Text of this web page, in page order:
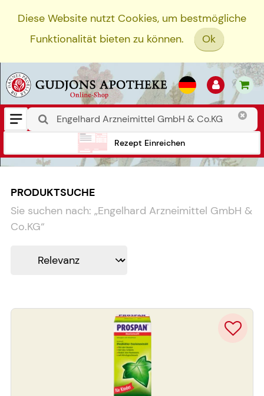
Diese Website nutzt Cookies, um bestmögliche
Funktionalität bieten zu können.
Ok
Rezept Einreichen
PRODUKTSUCHE
Sie suchen nach: „Engelhard Arzneimittel GmbH &
Co.KG“